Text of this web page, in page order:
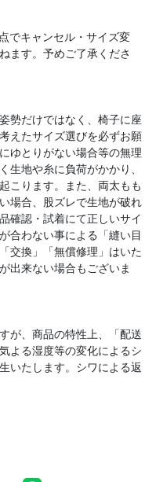
でキャンセル・サイズ変
ます。予めご了承くださ
勢だけではなく、椅子に座
えたサイズ選びを必ずお願
ゆとりがない場合等の無理
生地や糸に負荷がかかり、
こります。また、両太もも
場合、股ズレで生地が破れ
確認・試着にて正しいサイ
合わない事による「縫い目
交換」「無償修理」はいた
出来ない場合もございま
が、商品の特性上、「配送
よる湿度等の変化によるシ
いたします。シワによる返